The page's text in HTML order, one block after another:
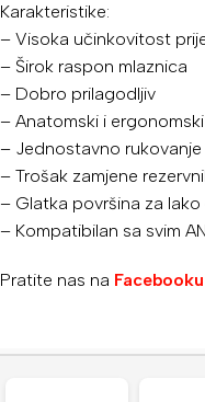
Karakteristike:
– Visoka učinkovitost
– Širok raspon mlaznica
– Dobro prilagodljiv
– Anatomski i ergonomski
– Jednostavno
– Trošak zamjene
– Glatka površina za lako
– Kompatibilan sa svim
Pratite nas na Facebooku